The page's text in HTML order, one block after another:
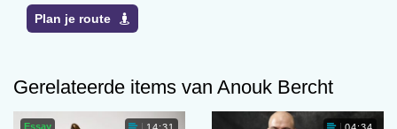
Plan je route
Gerelateerde items van Anouk Bercht
Essay